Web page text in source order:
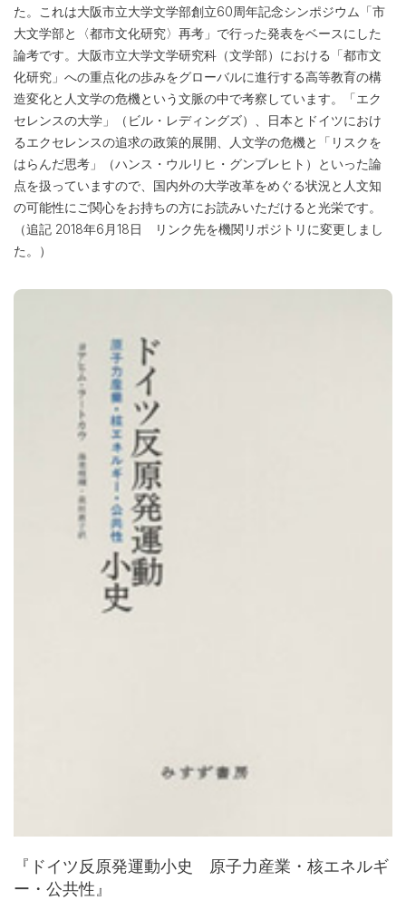
た。これは大阪市立大学文学部創立60周年記念シンポジウム「市
大文学部と〈都市文化研究〉再考」で行った発表をベースにした
論考です。大阪市立大学文学研究科（文学部）における「都市文
化研究」への重点化の歩みをグローバルに進行する高等教育の構
造変化と人文学の危機という文脈の中で考察しています。「エク
セレンスの大学」（ビル・レディングズ）、日本とドイツにおけ
るエクセレンスの追求の政策的展開、人文学の危機と「リスクを
はらんだ思考」（ハンス・ウルリヒ・グンブレヒト）といった論
点を扱っていますので、国内外の大学改革をめぐる状況と人文知
の可能性にご関心をお持ちの方にお読みいただけると光栄です。
（追記 2018年6月18日 リンク先を機関リポジトリに変更しまし
た。）
『ドイツ反原発運動小史 原子力産業・核エネルギ
ー・公共性』